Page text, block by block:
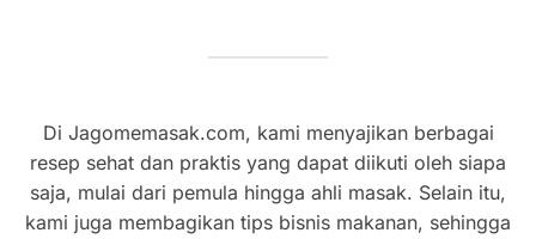
Di Jagomemasak.com, kami menyajikan berbagai
resep sehat dan praktis yang dapat diikuti oleh siapa
saja, mulai dari pemula hingga ahli masak. Selain itu,
kami juga membagikan tips bisnis makanan, sehingga